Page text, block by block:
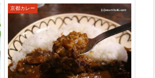
京都カレー